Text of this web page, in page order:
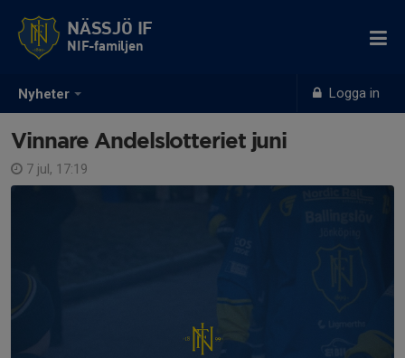
Nyheter Logga in
NÄSSJÖ IF
NIF-familjen
Vinnare Andelslotteriet juni
7 jul, 17:19